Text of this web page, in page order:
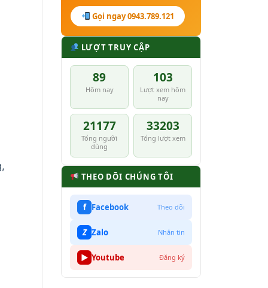
Gọi ngay 0943.789.121
LƯỢT TRUY CẬP
89
Hôm nay
103
Lượt xem hôm
nay
21177
Tổng người
dùng
33203
Tổng lượt xem
THEO DÕI CHÚNG TÔI
f Facebook Theo dõi
Z Zalo Nhắn tin
▶ Youtube Đăng ký